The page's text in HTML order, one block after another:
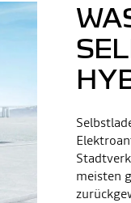
meisten